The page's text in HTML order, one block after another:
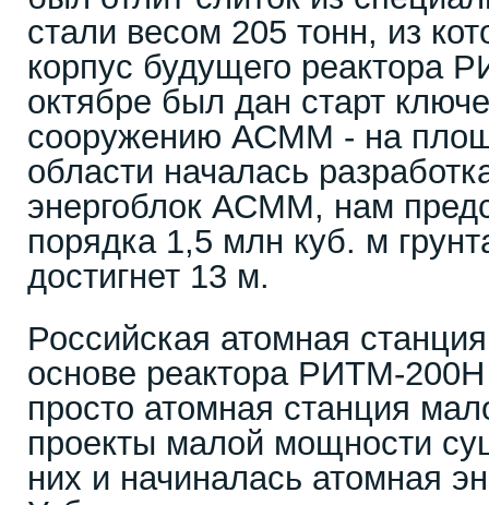
стали весом 205 тонн, из
корпус будущего реактора
октябре был дан старт
сооружению АСММ - на
области началась
энергоблок АСММ, нам
порядка 1,5 млн куб. м
достигнет 13 м.
Российская атомная
основе реактора РИТМ-200Н
просто атомная станция
проекты малой мощности
них и начиналась атомная